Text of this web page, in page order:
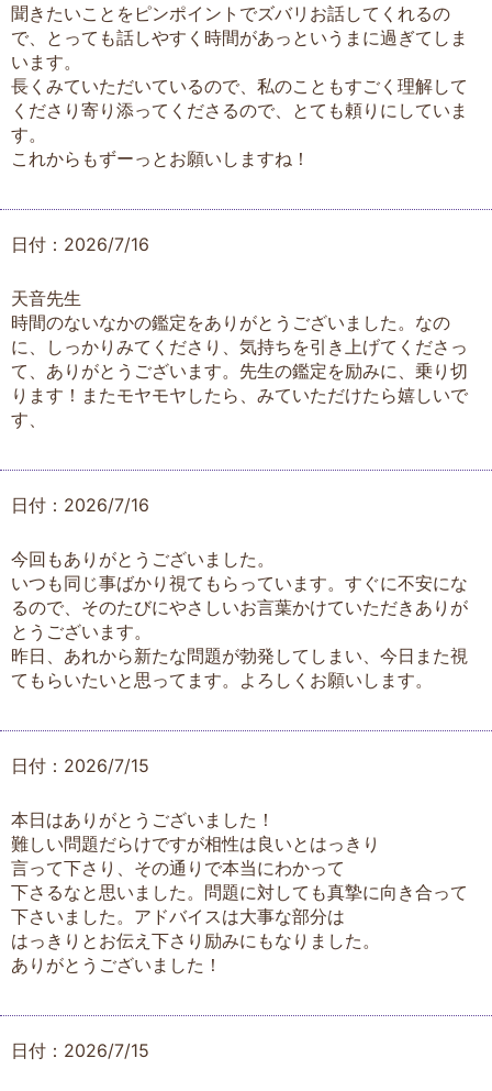
聞きたいことをピンポイントでズバリお話してくれるの
で、とっても話しやすく時間があっというまに過ぎてしま
います。
長くみていただいているので、私のこともすごく理解して
くださり寄り添ってくださるので、とても頼りにしていま
す。
これからもずーっとお願いしますね！
日付：2026/7/16
天音先生
時間のないなかの鑑定をありがとうございました。なの
に、しっかりみてくださり、気持ちを引き上げてくださっ
て、ありがとうございます。先生の鑑定を励みに、乗り切
ります！またモヤモヤしたら、みていただけたら嬉しいで
す、
日付：2026/7/16
今回もありがとうございました。
いつも同じ事ばかり視てもらっています。すぐに不安にな
るので、そのたびにやさしいお言葉かけていただきありが
とうございます。
昨日、あれから新たな問題が勃発してしまい、今日また視
てもらいたいと思ってます。よろしくお願いします。
日付：2026/7/15
本日はありがとうございました！
難しい問題だらけですが相性は良いとはっきり
言って下さり、その通りで本当にわかって
下さるなと思いました。問題に対しても真摯に向き合って
下さいました。アドバイスは大事な部分は
はっきりとお伝え下さり励みにもなりました。
ありがとうございました！
日付：2026/7/15